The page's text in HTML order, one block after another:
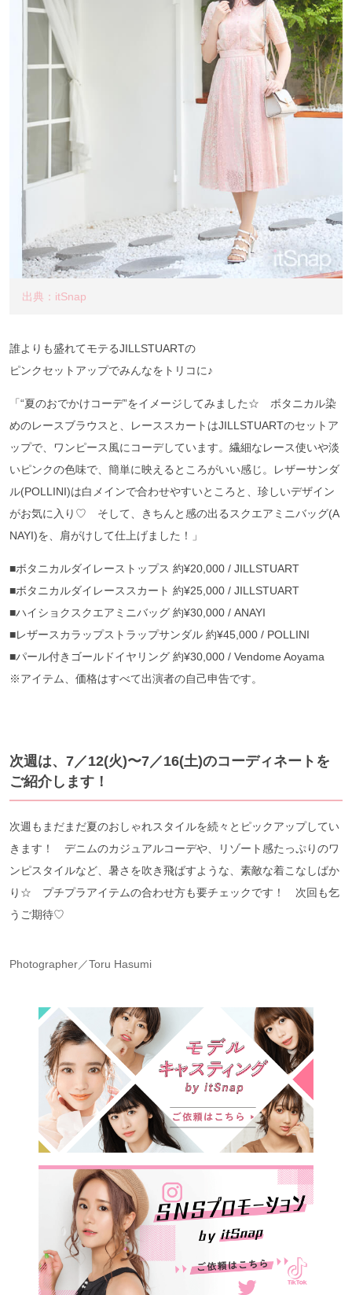
出典：itSnap
誰よりも盛れてモテるJILLSTUARTの
ピンクセットアップでみんなをトリコに♪
「“夏のおでかけコーデ”をイメージしてみました☆ ボタニカル染
めのレースブラウスと、レーススカートはJILLSTUARTのセットア
ップで、ワンピース風にコーデしています。繊細なレース使いや淡
いピンクの色味で、簡単に映えるところがいい感じ。レザーサンダ
ル(POLLINI)は白メインで合わせやすいところと、珍しいデザイン
がお気に入り♡ そして、きちんと感の出るスクエアミニバッグ(A
NAYI)を、肩がけして仕上げました！」
■ボタニカルダイレーストップス 約¥20,000 / JILLSTUART
■ボタニカルダイレーススカート 約¥25,000 / JILLSTUART
■ハイショクスクエアミニバッグ 約¥30,000 / ANAYI
■レザースカラップストラップサンダル 約¥45,000 / POLLINI
■パール付きゴールドイヤリング 約¥30,000 / Vendome Aoyama
※アイテム、価格はすべて出演者の自己申告です。
次週は、7／12(火)〜7／16(土)のコーディネートを
ご紹介します！
次週もまだまだ夏のおしゃれスタイルを続々とピックアップしてい
きます！ デニムのカジュアルコーデや、リゾート感たっぷりのワ
ンピスタイルなど、暑さを吹き飛ばすような、素敵な着こなしばか
り☆ プチプラアイテムの合わせ方も要チェックです！ 次回も乞
うご期待♡
Photographer／Toru Hasumi